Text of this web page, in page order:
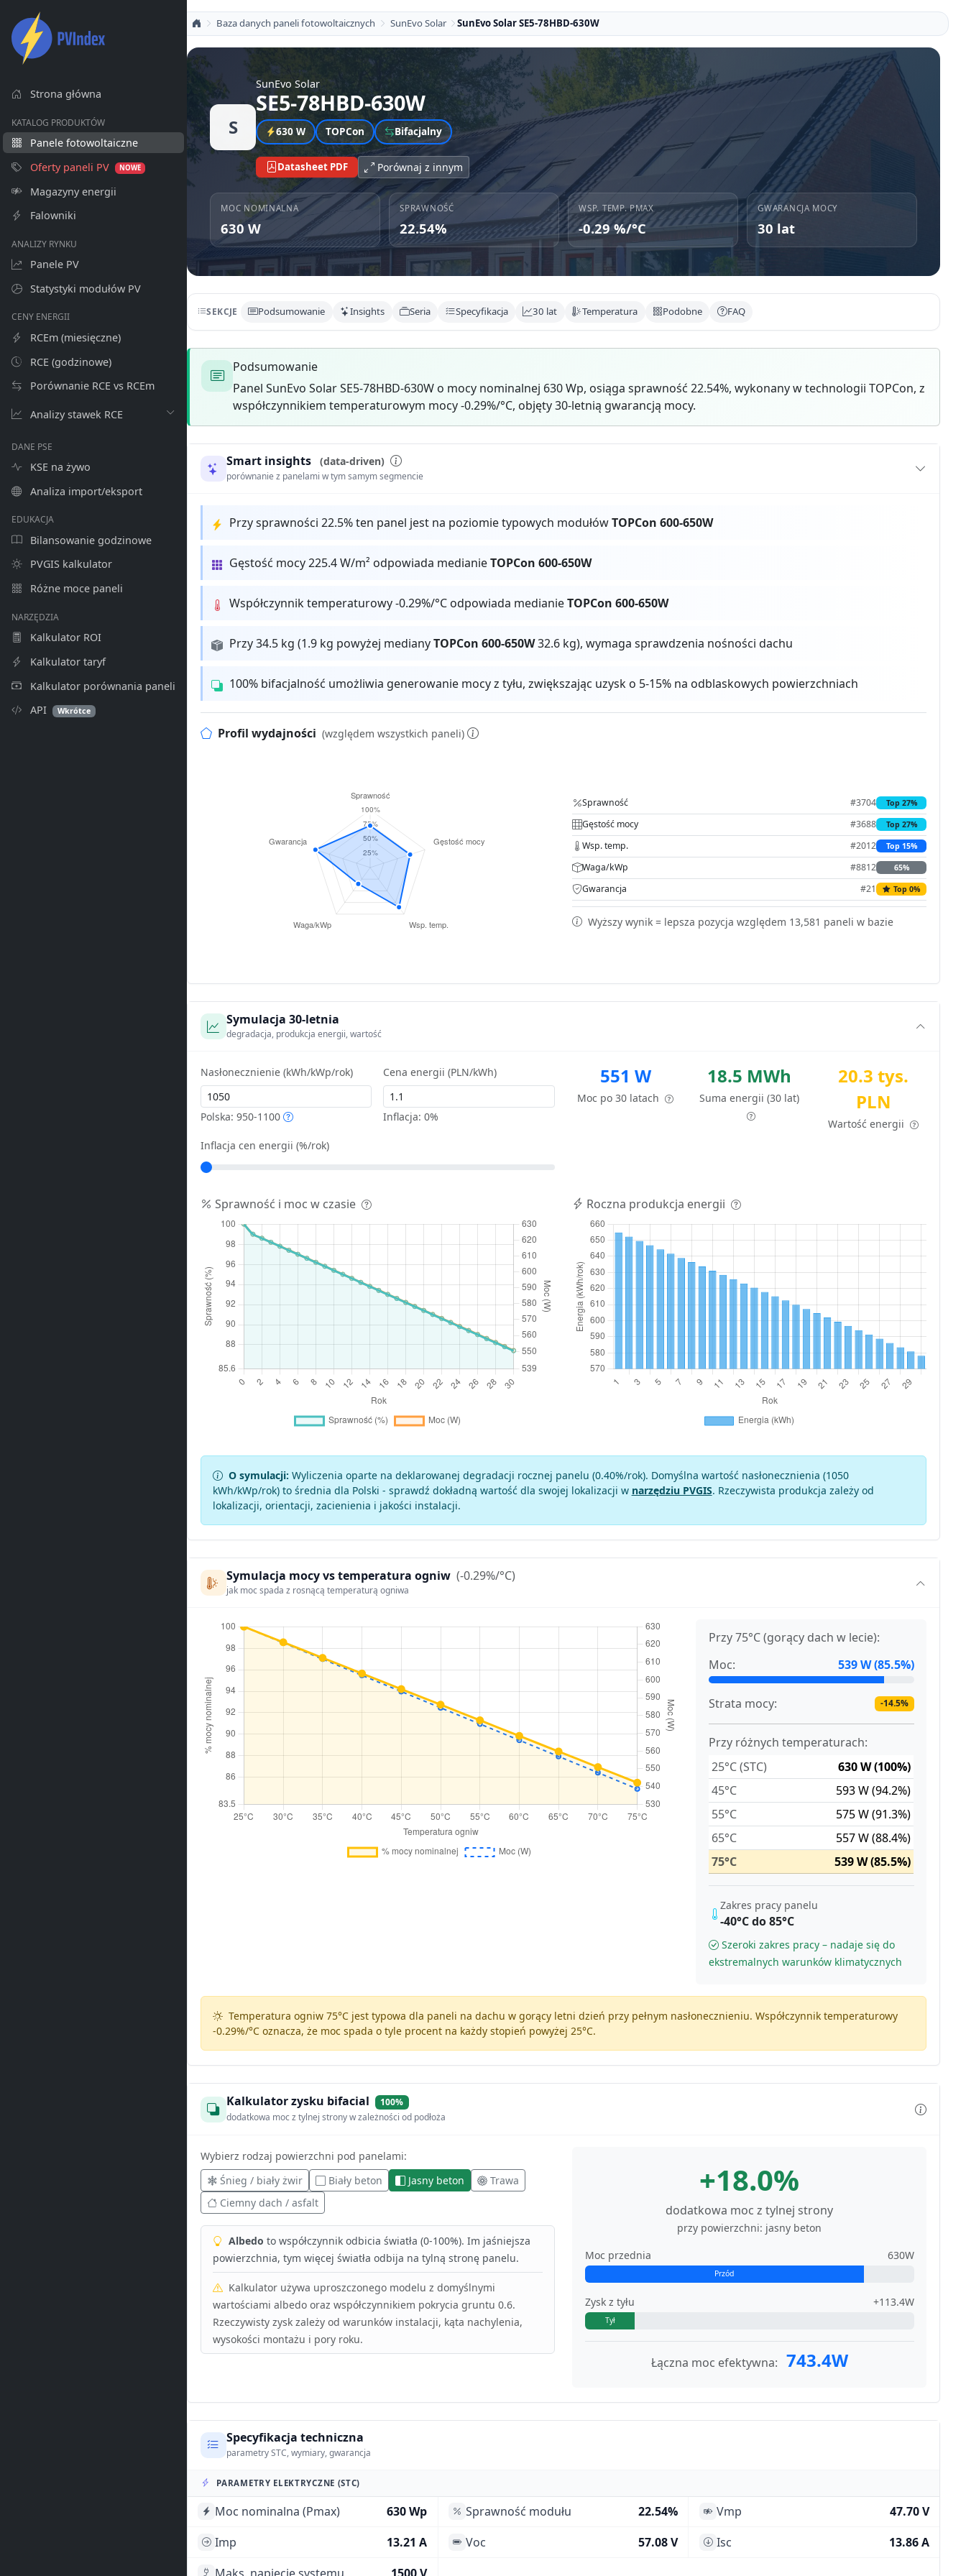
Strona główna
KATALOG PRODUKTÓW
Panele fotowoltaiczne
Oferty paneli PV
NOWE
Magazyny energii
Falowniki
ANALIZY RYNKU
Panele PV
Statystyki modułów PV
CENY ENERGII
RCEm (miesięczne)
RCE (godzinowe)
Porównanie RCE vs RCEm
Analizy stawek RCE
DANE PSE
KSE na żywo
Analiza import/eksport
EDUKACJA
Bilansowanie godzinowe
PVGIS kalkulator
Różne moce paneli
NARZĘDZIA
Kalkulator ROI
Kalkulator taryf
Kalkulator porównania paneli
API
Wkrótce
Baza danych paneli fotowoltaicznych SunEvo Solar SunEvo Solar SE5-78HBD-630W
S
SunEvo Solar
SE5-78HBD-630W
630 W TOPCon Bifacjalny
Datasheet PDF Porównaj z innym
MOC NOMINALNA
630 W
SPRAWNOŚĆ
22.54%
WSP. TEMP. PMAX
-0.29 %/°C
GWARANCJA MOCY
30 lat
SEKCJE Podsumowanie Insights Seria Specyfikacja 30 lat Temperatura Podobne FAQ
Podsumowanie
Panel SunEvo Solar SE5-78HBD-630W o mocy nominalnej 630 Wp, osiąga sprawność 22.54%, wykonany w technologii TOPCon, z
współczynnikiem temperaturowym mocy -0.29%/°C, objęty 30-letnią gwarancją mocy.
Smart insights (data-driven)
porównanie z panelami w tym samym segmencie
Przy sprawności 22.5% ten panel jest na poziomie typowych modułówTOPCon 600-650W
Gęstość mocy 225.4 W/m² odpowiada medianieTOPCon 600-650W
Współczynnik temperaturowy -0.29%/°C odpowiada medianieTOPCon 600-650W
Przy 34.5 kg (1.9 kg powyżej medianyTOPCon 600-650W32.6 kg), wymaga sprawdzenia nośności dachu
100% bifacjalność umożliwia generowanie mocy z tyłu, zwiększając uzysk o 5-15% na odblaskowych powierzchniach
Profil wydajności (względem wszystkich paneli)
Sprawność #3704 Top 27%
Gęstość mocy #3688 Top 27%
Wsp. temp. #2012 Top 15%
Waga/kWp #8812 65%
Gwarancja #21 Top 0%
Wyższy wynik = lepsza pozycja względem 13,581 paneli w bazie
Symulacja 30-letnia
degradacja, produkcja energii, wartość
Nasłonecznienie (kWh/kWp/rok)
Polska: 950-1100
Cena energii (PLN/kWh)
Inflacja:0%
Inflacja cen energii (%/rok)
551 W
Moc po 30 latach
18.5 MWh
Suma energii (30 lat)
20.3 tys.
PLN
Wartość energii
Sprawność i moc w czasie Roczna produkcja energii
O symulacji: Wyliczenia oparte na deklarowanej degradacji rocznej panelu (0.40%/rok). Domyślna wartość nasłonecznienia (1050
kWh/kWp/rok) to średnia dla Polski - sprawdź dokładną wartość dla swojej lokalizacji w narzędziu PVGIS. Rzeczywista produkcja zależy od
lokalizacji, orientacji, zacienienia i jakości instalacji.
Symulacja mocy vs temperatura ogniw (-0.29%/°C)
jak moc spada z rosnącą temperaturą ogniwa
Przy 75°C (gorący dach w lecie):
Moc:
539 W (85.5%)
Strata mocy: -14.5%
Przy różnych temperaturach:
25°C (STC)
630 W (100%)
45°C
593 W (94.2%)
55°C
575 W (91.3%)
65°C
557 W (88.4%)
75°C
539 W (85.5%)
Zakres pracy panelu
-40°C do 85°C
Szeroki zakres pracy – nadaje się do
ekstremalnych warunków klimatycznych
Temperatura ogniw 75°C jest typowa dla paneli na dachu w gorący letni dzień przy pełnym nasłonecznieniu. Współczynnik temperaturowy
-0.29%/°Coznacza, że moc spada o tyle procent na każdy stopień powyżej 25°C.
Kalkulator zysku bifacial
100%
dodatkowa moc z tylnej strony w zależności od podłoża
Wybierz rodzaj powierzchni pod panelami:
Śnieg / biały żwir
Biały beton Jasny beton
Trawa
Ciemny dach / asfalt
Albedo to współczynnik odbicia światła (0-100%). Im jaśniejsza
powierzchnia, tym więcej światła odbija na tylną stronę panelu.
Kalkulator używa uproszczonego modelu z domyślnymi
wartościami albedo oraz współczynnikiem pokrycia gruntu 0.6.
Rzeczywisty zysk zależy od warunków instalacji, kąta nachylenia,
wysokości montażu i pory roku.
+18.0%
dodatkowa moc z tylnej strony
przy powierzchni: jasny beton
Moc przednia
630W
Przód
Zysk z tyłu +113.4W
Tył
Łączna moc efektywna: 743.4W
Specyfikacja techniczna
parametry STC, wymiary, gwarancja
PARAMETRY ELEKTRYCZNE (STC)
Moc nominalna (Pmax) 630 Wp Sprawność modułu 22.54% Vmp
47.70 V
Imp
13.21 A Voc 57.08 V Isc
13.86 A
Maks. napięcie systemu
1500 V